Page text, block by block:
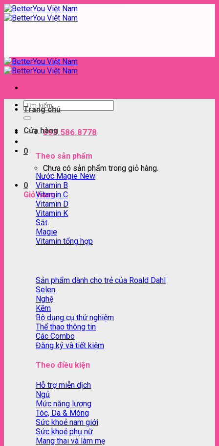
Skip
to
Tìm
kiếm:
093.586.8778
0
Chưa có sản phẩm trong giỏ hàng.
0
Giỏ hàng
Trang chủ
Cửa hàng
Theo sản phẩm
Nước Magie
Vitamin B
Vitamin C
Vitamin D
Vitamin K
Sắt
Magie
Vitamin tổng hợp
Sản phẩm dành cho trẻ của Roald Dahl
Selen
Nghệ
Kẽm
Bộ dụng cụ thử nghiệm
Thể thao thông tin
Các Combo
Đăng ký và tiết kiệm
Theo điều kiện
Hỗ trợ miễn dịch
Ngủ
Mức năng lượng
Tóc, Da & Móng
Sức khoẻ nam giới
Sức khoẻ phụ nữ
Mang thai và làm mẹ